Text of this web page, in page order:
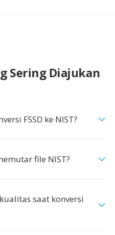
Sering Diajukan
FSSD ke NIST?
file NIST?
saat konversi